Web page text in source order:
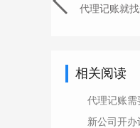
代理记账就
相关阅读
代理记账需
新公司开